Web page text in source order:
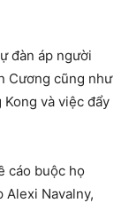
đàn áp người
Cương cũng như
và việc đẩy
cáo buộc họ
Alexi Navalny,